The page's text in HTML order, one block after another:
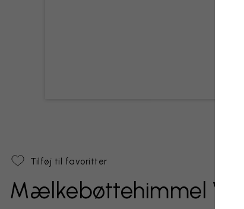
Tilføj til favoritter
Mælkebøttehimmel V